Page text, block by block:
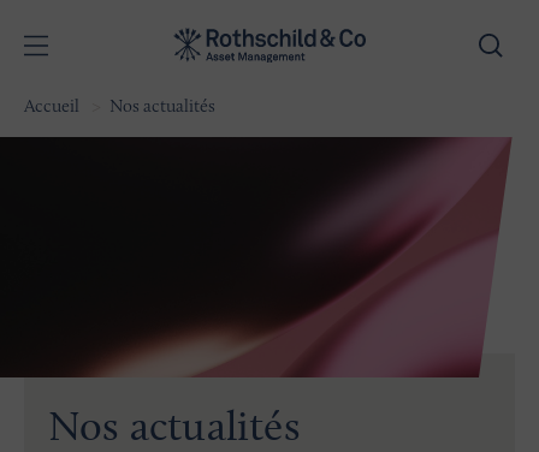
Accueil Nos actualités
Nos actualités